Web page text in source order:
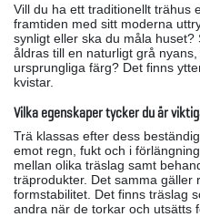
Vill du ha ett traditionellt trähus
framtiden med sitt moderna
synligt eller ska du måla
åldras till en naturligt grå
ursprungliga färg? Det finns
kvistar.
Vilka egenskaper tycker du är
Trä klassas efter dess
emot regn, fukt och i
mellan olika träslag samt
träprodukter. Det samma gäller
formstabilitet. Det finns träslag
andra när de torkar och utsätts